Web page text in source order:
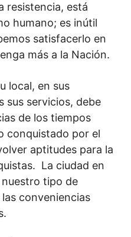
resistencia, está
humano; es inútil
satisfacerlo en
más a la Nación.
local, en sus
sus servicios, debe
de los tiempos
conquistado por el
aptitudes para la
La ciudad en
nuestro tipo de
conveniencias